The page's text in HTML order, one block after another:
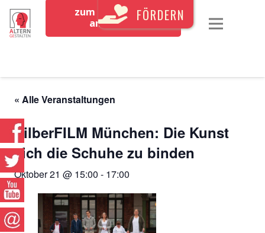
zum Newsletter
anmeldenFÖRDERN
« Alle Veranstaltungen
SilberFILM München: Die Kunst
sich die Schuhe zu binden
Oktober 21 @ 15:00 - 17:00